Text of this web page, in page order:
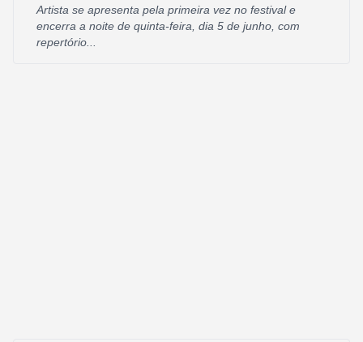
Artista se apresenta pela primeira vez no festival e
encerra a noite de quinta-feira, dia 5 de junho, com
repertório...